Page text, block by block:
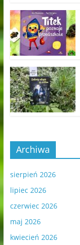
Archiwa
sierpień 2026
lipiec 2026
czerwiec 2026
maj 2026
kwiecień 2026